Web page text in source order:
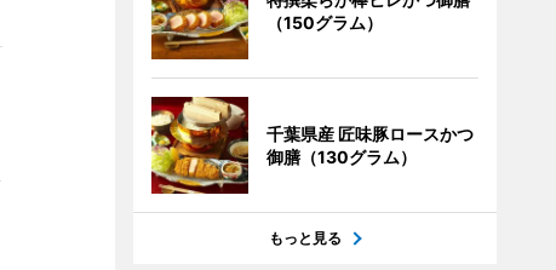
（150グラム）
千葉県産 匠味豚ロースかつ
御膳（130グラム）
もっと見る